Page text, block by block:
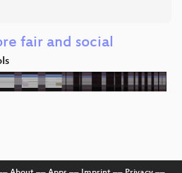
fair and social